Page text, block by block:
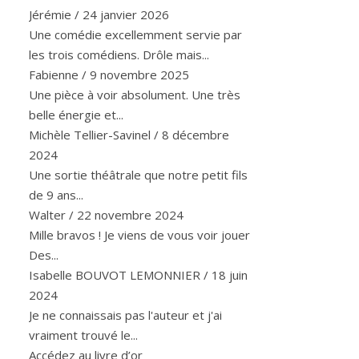
Jérémie / 24 janvier 2026
Une comédie excellemment servie par
les trois comédiens. Drôle mais...
Fabienne / 9 novembre 2025
Une pièce à voir absolument. Une très
belle énergie et...
Michèle Tellier-Savinel / 8 décembre
2024
Une sortie théâtrale que notre petit fils
de 9 ans...
Walter / 22 novembre 2024
Mille bravos ! Je viens de vous voir jouer
Des...
Isabelle BOUVOT LEMONNIER / 18 juin
2024
Je ne connaissais pas l'auteur et j'ai
vraiment trouvé le...
Accédez au livre d’or